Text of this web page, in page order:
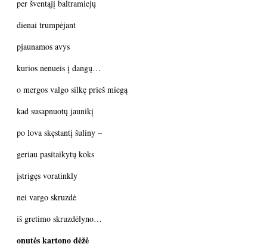
per šventąjį baltramiejų
dienai trumpėjant
pjaunamos avys
kurios nenueis į dangų…
o mergos valgo silkę prieš miegą
kad susapnuotų jaunikį
po lova skęstantį šuliny –
geriau pasitaikytų koks
įstrigęs voratinkly
nei vargo skruzdė
iš gretimo skruzdėlyno…
onutės kartono dėžė